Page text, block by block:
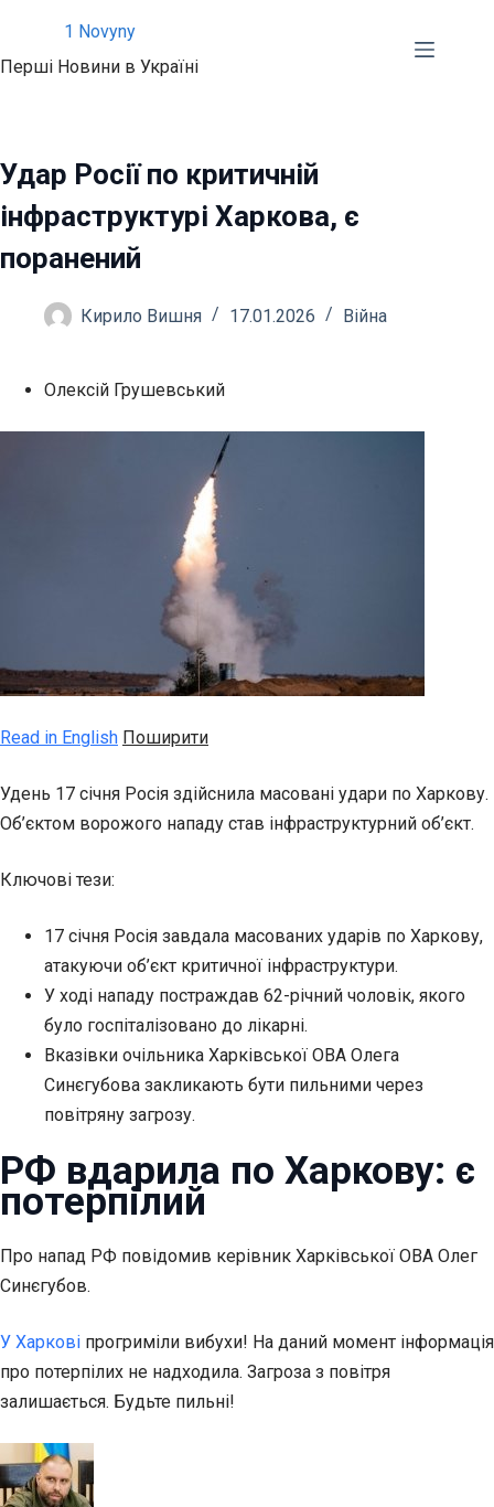
вмісту
1 Novyny
Перші Новини в Україні
Удар Росії по критичній
інфраструктурі Харкова, є
поранений
Кирило Вишня 17.01.2026 Війна
Олексій Грушевський
Read in English Поширити
Удень 17 січня Росія здійснила масовані удари по Харкову.
Об’єктом ворожого нападу став інфраструктурний об’єкт.
Ключові тези:
17 січня Росія завдала масованих ударів по Харкову,
атакуючи об’єкт критичної інфраструктури.
У ході нападу постраждав 62-річний чоловік, якого
було госпіталізовано до лікарні.
Вказівки очільника Харківської ОВА Олега
Синєгубова закликають бути пильними через
повітряну загрозу.
РФ вдарила по Харкову: є
потерпілий
Про напад РФ повідомив керівник Харківської ОВА Олег
Синєгубов.
У Харкові прогриміли вибухи! На даний момент інформація
про потерпілих не надходила. Загроза з повітря
залишається. Будьте пильні!